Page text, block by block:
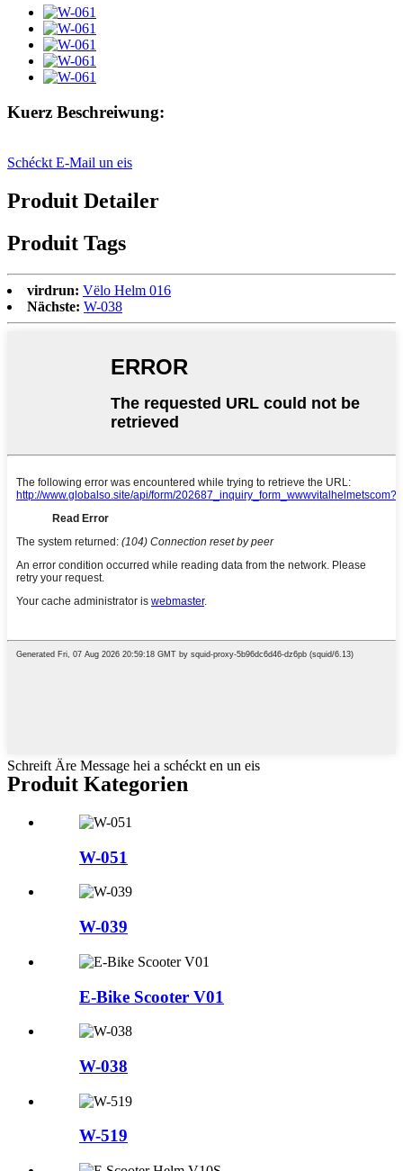
Kuerz Beschreiwung:
Schéckt E-Mail un eis
Produit Detailer
Produit Tags
virdrun: Vëlo Helm 016
Nächste: W-038
Schreift Äre Message hei a schéckt en un eis
Produit Kategorien
W-051
W-039
E-Bike Scooter V01
W-038
W-519